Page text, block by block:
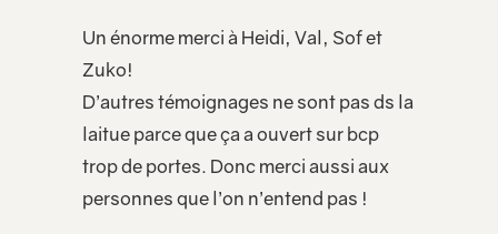
Un énorme merci à Heidi, Val, Sof et
Zuko!
D’autres témoignages ne sont pas ds la
laitue parce que ça a ouvert sur bcp
trop de portes. Donc merci aussi aux
personnes que l’on n’entend pas !